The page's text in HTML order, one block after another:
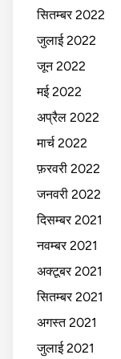
सितम्बर 2022
जुलाई 2022
जून 2022
मई 2022
अप्रैल 2022
मार्च 2022
फ़रवरी 2022
जनवरी 2022
दिसम्बर 2021
नवम्बर 2021
अक्टूबर 2021
सितम्बर 2021
अगस्त 2021
जुलाई 2021